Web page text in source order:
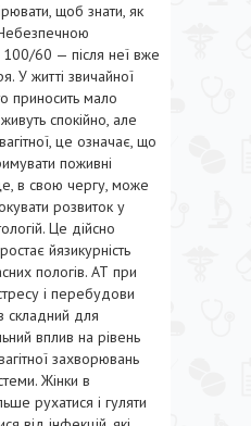
щоб знати, як
Небезпечною
100/60 — після неї вже
У житті звичайної
приносить мало
спокійно, але
це означає, що
поживні
в свою чергу, може
розвиток у
Це дійсно
йязикурність
пологів. АТ при
і перебудови
складний для
вплив на рівень
захворювань
Жінки в
рухатися і гуляти